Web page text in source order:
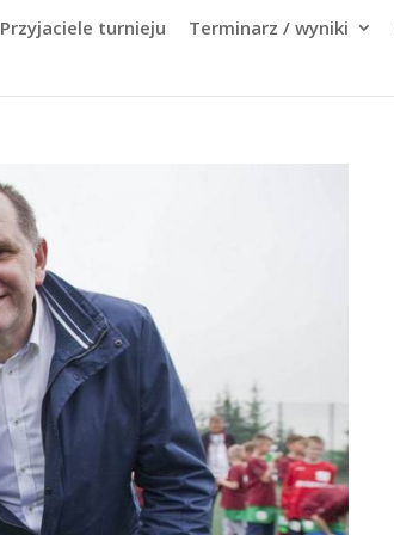
Przyjaciele turnieju Terminarz / wyniki